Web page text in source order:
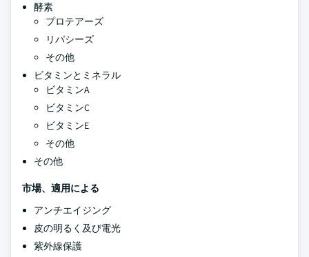
酵素
プロテアーズ
リパシーズ
その他
ビタミンとミネラル
ビタミンA
ビタミンC
ビタミンE
その他
その他
市場、適用による
アンチエイジング
皮の明るく及び電光
紫外線保護